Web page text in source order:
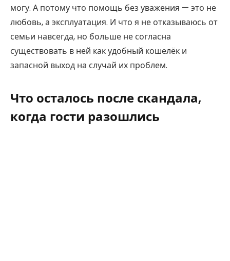
могу. А потому что помощь без уважения — это не
любовь, а эксплуатация. И что я не отказываюсь от
семьи навсегда, но больше не согласна
существовать в ней как удобный кошелёк и
запасной выход на случай их проблем.
Что осталось после скандала,
когда гости разошлись